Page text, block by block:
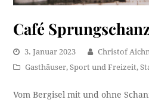
Café
3. Januar 2023
Christof
Gasthäuser,Sport und Freizeit,
Vom Bergisel mit und ohne